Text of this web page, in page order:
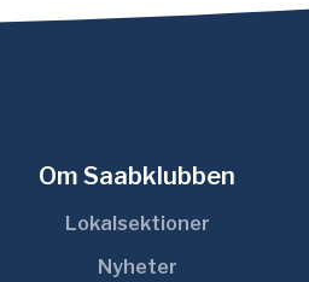
Om Saabklubben
Lokalsektioner
Nyheter